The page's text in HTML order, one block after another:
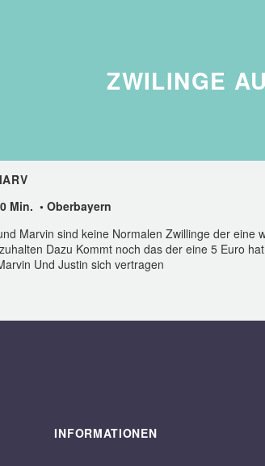
ZWILINGE
Min. • Oberbayern
Marvin sind keine Normalen Zwillinge der
Dazu Kommt noch das der eine 5 Euro
Und Justin sich vertragen
INFORMATIONEN